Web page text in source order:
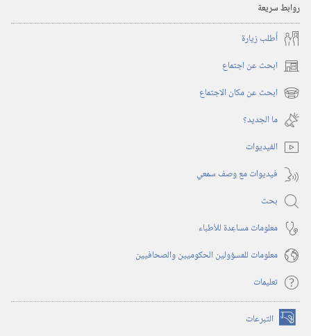
روابط سريعة
أُطلب زيارة
ابحث عن اجتماع (يفتح
نافذة
جديدة)
ابحث عن مكان الاجتماع (يفتح
نافذة
جديدة)
ما الجديد؟‏
الفيديوات
فيديوات مع وصف سمعي
بحث
معلومات مساعِدة للأطباء
معلومات للمسؤولين الحكوميين والصحافيين
تعليمات
التبرعات (يفتح